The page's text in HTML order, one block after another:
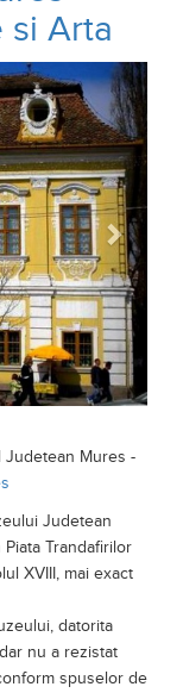
si Arta